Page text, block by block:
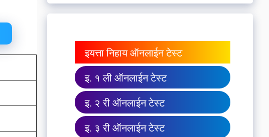
इयत्ता निहाय ऑनलाईन टेस्ट
इ. १ ली ऑनलाईन टेस्ट
इ. २ री ऑनलाईन टेस्ट
इ. ३ री ऑनलाईन टेस्ट